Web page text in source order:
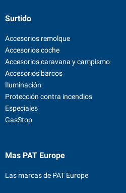
Surtido
Accesorios remolque
Accesorios coche
Accesorios caravana y campismo
Accesorios barcos
Iluminación
Protección contra incendios
Especiales
GasStop
Mas PAT Europe
Las marcas de PAT Europe